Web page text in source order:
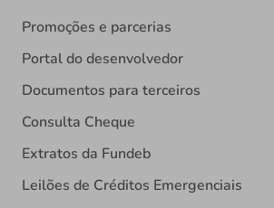
Promoções e parcerias
Portal do desenvolvedor
Documentos para terceiros
Consulta Cheque
Extratos da Fundeb
Leilões de Créditos Emergenciais